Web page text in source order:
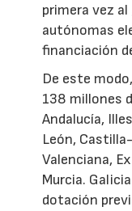
primera vez
autónomas
financiación
De este
138 millones
Andalucía,
León,
Valenciana,
Murcia.
dotación